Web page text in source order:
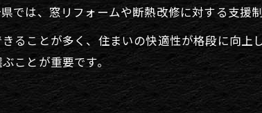
では、窓リフォームや断熱改修に対する支援
ることが多く、住まいの快適性が格段に向上
ことが重要です。